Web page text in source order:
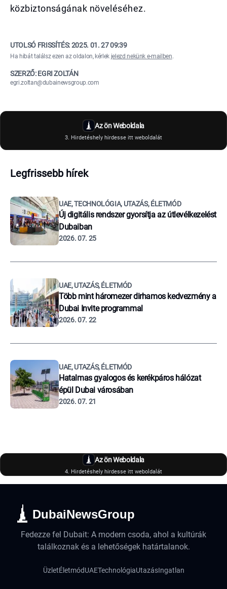
közbiztonságának növeléséhez.
UTOLSÓ FRISSÍTÉS:2025. 01. 27 09:39
Ha hibát találsz ezen az oldalon, kérlek jelezd nekünk e-mailben.
SZERZŐ: EGRI ZOLTÁN
egri.zoltan@dubainewsgroup.com
Az ön Weboldala
3. Hirdetéshely hirdesse itt weboldalát
Legfrissebb hírek
UAE, TECHNOLÓGIA, UTAZÁS, ÉLETMÓD
Új digitális rendszer gyorsítja az útlevélkezelést
Dubaiban
2026. 07. 25
UAE, UTAZÁS, ÉLETMÓD
Több mint háromezer dirhamos kedvezmény a
Dubai Invite programmal
2026. 07. 22
UAE, UTAZÁS, ÉLETMÓD
Hatalmas gyalogos és kerékpáros hálózat
épül Dubai városában
2026. 07. 21
Az ön Weboldala
4. Hirdetéshely hirdesse itt weboldalát
DubaiNewsGroup
Fedezze fel Dubait: A modern csoda, ahol a kultúrák
találkoznak és a lehetőségek határtalanok.
ÜzletÉletmódUAETechnológiaUtazásIngatlan